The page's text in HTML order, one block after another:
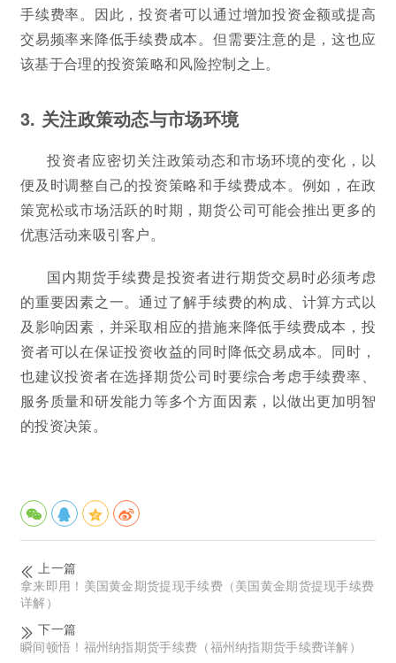
手续费率。因此，投资者可以通过增加投资金额或提高
交易频率来降低手续费成本。但需要注意的是，这也应
该基于合理的投资策略和风险控制之上。
3. 关注政策动态与市场环境
投资者应密切关注政策动态和市场环境的变化，以
便及时调整自己的投资策略和手续费成本。例如，在政
策宽松或市场活跃的时期，期货公司可能会推出更多的
优惠活动来吸引客户。
国内期货手续费是投资者进行期货交易时必须考虑
的重要因素之一。通过了解手续费的构成、计算方式以
及影响因素，并采取相应的措施来降低手续费成本，投
资者可以在保证投资收益的同时降低交易成本。同时，
也建议投资者在选择期货公司时要综合考虑手续费率、
服务质量和研发能力等多个方面因素，以做出更加明智
的投资决策。
上一篇
拿来即用！美国黄金期货提现手续费（美国黄金期货提现手续费
详解）
下一篇
瞬间顿悟！福州纳指期货手续费（福州纳指期货手续费详解）